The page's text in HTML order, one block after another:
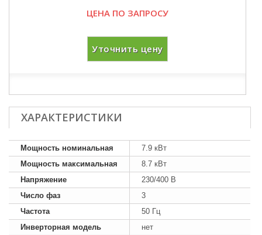
ЦЕНА ПО ЗАПРОСУ
Уточнить цену
ХАРАКТЕРИСТИКИ
Мощность номинальная
7.9 кВт
Мощность максимальная
8.7 кВт
Напряжение
230/400 В
Число фаз
3
Частота
50 Гц
Инверторная модель
нет